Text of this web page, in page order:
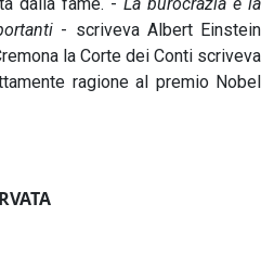
- scriveva Albert Einstein
la Corte dei Conti scriveva
ragione al premio Nobel